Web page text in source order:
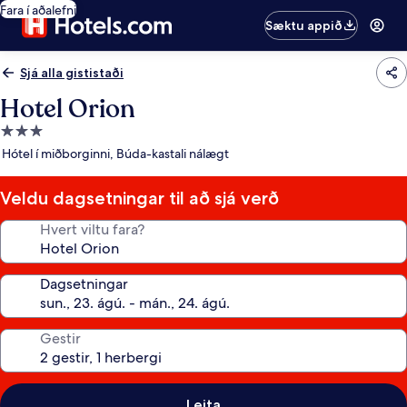
Fara í aðalefni
Sæktu appið
Sjá alla gististaði
Hotel Orion
3.0
stjörnu
Hótel í miðborginni, Búda-kastali nálægt
Veldu dagsetningar til að sjá verð
Hvert viltu fara?
Dagsetningar
Gestir